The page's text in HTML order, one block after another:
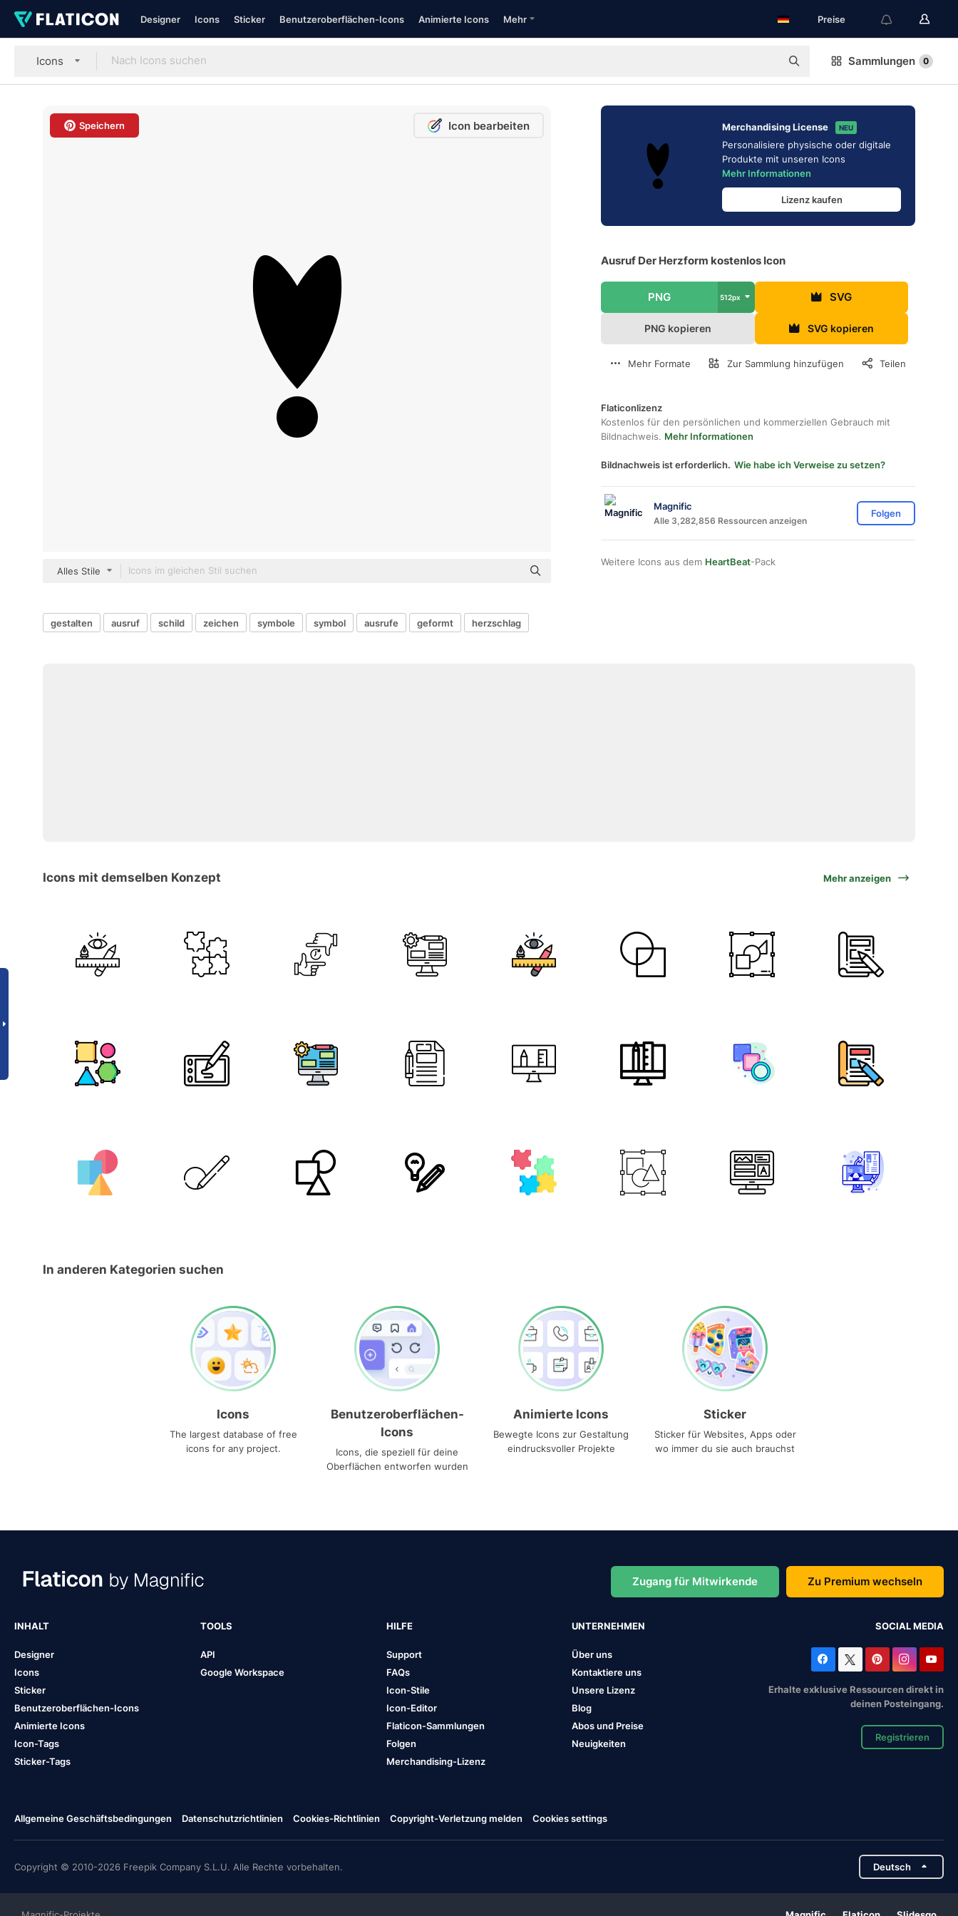
Designer Icons Sticker Benutzeroberflächen-Icons Animierte Icons Mehr Preise
Icons Sammlungen 0
Speichern Icon bearbeiten
Alles Stile
Merchandising License NEU
Personalisiere physische oder digitale
Produkte mit unseren Icons
Mehr Informationen
Lizenz kaufen
Ausruf Der Herzform kostenlos Icon
PNG 512px SVG
PNG kopieren SVG kopieren
Mehr Formate Zur Sammlung hinzufügen Teilen
Flaticonlizenz
Kostenlos für den persönlichen und kommerziellen Gebrauch mit
Bildnachweis. Mehr Informationen
Bildnachweis ist erforderlich. Wie habe ich Verweise zu setzen?
Magnific
Alle 3,282,856 Ressourcen anzeigen
Folgen
Weitere Icons aus dem HeartBeat-Pack
gestalten ausruf schild zeichen symbole symbol ausrufe geformt herzschlag
Icons mit demselben Konzept Mehr anzeigen
In anderen Kategorien suchen
Icons
The largest database of free
icons for any project.
Benutzeroberflächen-
Icons
Icons, die speziell für deine
Oberflächen entworfen wurden
Animierte Icons
Bewegte Icons zur Gestaltung
eindrucksvoller Projekte
Sticker
Sticker für Websites, Apps oder
wo immer du sie auch brauchst
Zugang für Mitwirkende Zu Premium wechseln
INHALT
Designer
Icons
Sticker
Benutzeroberflächen-Icons
Animierte Icons
Icon-Tags
Sticker-Tags
TOOLS
API
Google Workspace
HILFE
Support
FAQs
Icon-Stile
Icon-Editor
Flaticon-Sammlungen
Folgen
Merchandising-Lizenz
UNTERNEHMEN
Über uns
Kontaktiere uns
Unsere Lizenz
Blog
Abos und Preise
Neuigkeiten
SOCIAL MEDIA
Erhalte exklusive Ressourcen direkt in
deinen Posteingang.
Registrieren
Allgemeine Geschäftsbedingungen Datenschutzrichtlinien Cookies-Richtlinien Copyright-Verletzung melden Cookies settings
Copyright © 2010-2026 Freepik Company S.L.U. Alle Rechte vorbehalten. Deutsch